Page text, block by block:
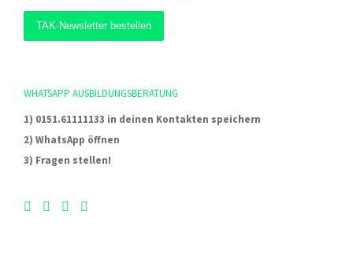
WHATSAPP AUSBILDUNGSBERATUNG
1) 0151.61111133 in deinen Kontakten speichern
2) WhatsApp öffnen
3) Fragen stellen!